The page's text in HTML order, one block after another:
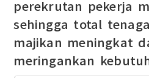
perekrutan pekerja
sehingga total
majikan meningkat
meringankan